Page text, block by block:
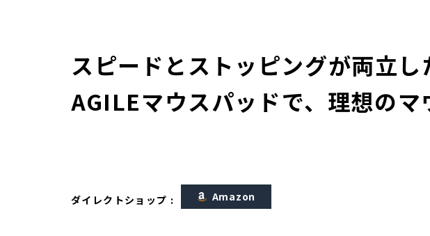
スピードとストッピングが両立
AGILEマウスパッドで、理想のマ
ダイレクトショップ : Amazon